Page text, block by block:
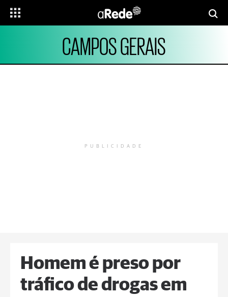
CAMPOS GERAIS
PUBLICIDADE
Homem é preso por
tráfico de drogas em